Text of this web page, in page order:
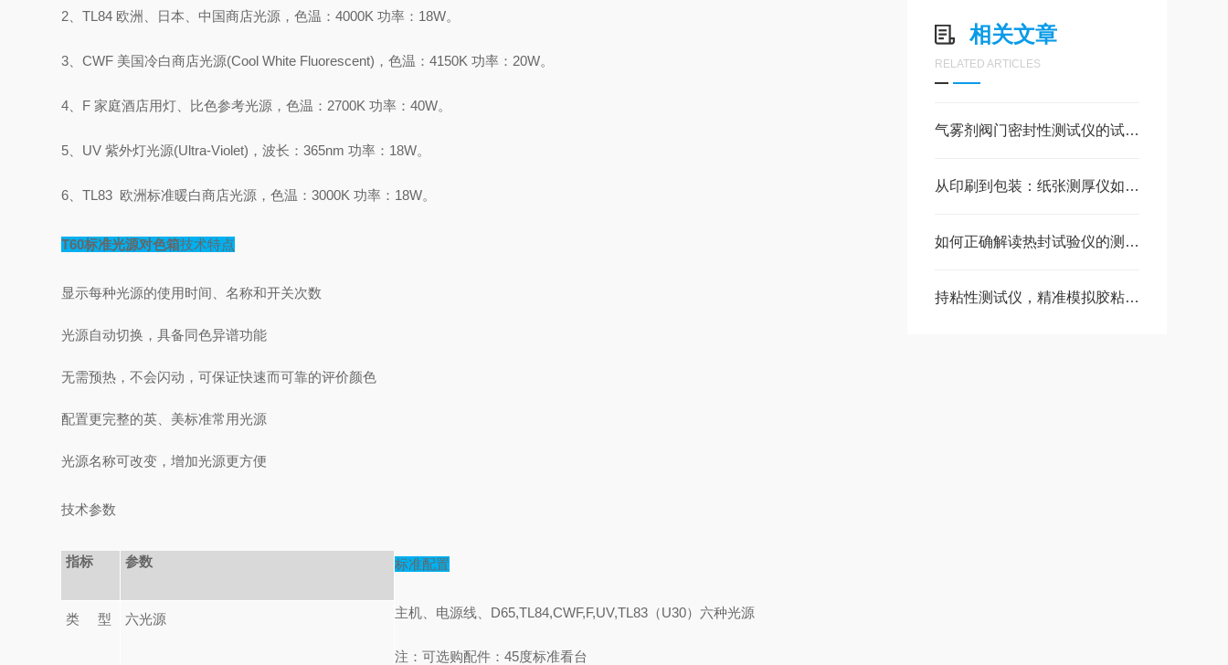
相关文章
RELATED ARTICLES
气雾剂阀门密封性测试仪的试验方法
从印刷到包装：纸张测厚仪如何守护品质防线
如何正确解读热封试验仪的测试结果
持粘性测试仪，精准模拟胶粘制品长期受力状态下的持久粘附性能
2、TL84 欧洲、日本、中国商店光源，色温：4000K 功率：18W。
3、CWF 美国冷白商店光源(Cool White Fluorescent)，色温：4150K 功率：20W。
4、F 家庭酒店用灯、比色参考光源，色温：2700K 功率：40W。
5、UV 紫外灯光源(Ultra-Violet)，波长：365nm 功率：18W。
6、TL83 欧洲标准暖白商店光源，色温：3000K 功率：18W。
T60标准光源对色箱技术特点
显示每种光源的使用时间、名称和开关次数
光源自动切换，具备同色异谱功能
无需预热，不会闪动，可保证快速而可靠的评价颜色
配置更完整的英、美标准常用光源
光源名称可改变，增加光源更方便
技术参数
指标 参数
类 型 六光源
标准配置
主机、电源线、D65,TL84,CWF,F,UV,TL83（U30）六种光源
注：可选购配件：45度标准看台